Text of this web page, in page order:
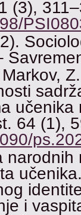
(3),
64 (1),
i